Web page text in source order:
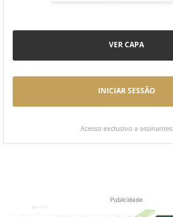
VER CAPA
INICIAR SESSÃO
Acesso exclusivo a assinantes
Publicidade